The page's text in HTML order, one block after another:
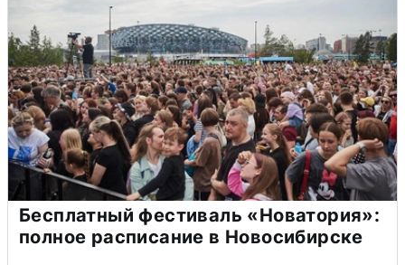
Бесплатный фестиваль «Новатория»:
полное расписание в Новосибирске